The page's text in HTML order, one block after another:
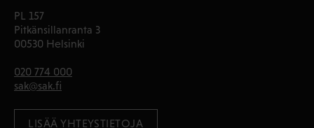
PL 157
Pitkänsillanranta 3
00530 Helsinki
020 774 000
sak@sak.fi
LISÄÄ YHTEYSTIETOJA